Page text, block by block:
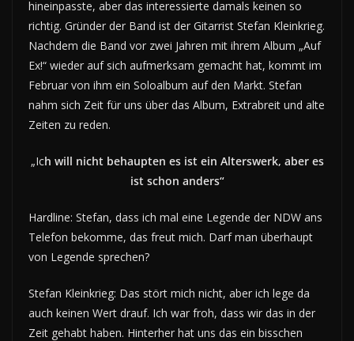
hineinpasste, aber das interessierte damals keinen so
richtig. Gründer der Band ist der Gitarrist Stefan Kleinkrieg.
Nachdem die Band vor zwei Jahren mit ihrem Album „Auf
Ex!“ wieder auf sich aufmerksam gemacht hat, kommt im
Februar von ihm ein Soloalbum auf den Markt. Stefan
nahm sich Zeit für uns über das Album, Extrabreit und alte
Zeiten zu reden.
„Ich will nicht behaupten es ist ein Alterswerk, aber es
ist schon anders“
Hardline: Stefan, dass ich mal eine Legende der NDW ans
Telefon bekomme, das freut mich. Darf man überhaupt
von Legende sprechen?
Stefan Kleinkrieg: Das stört mich nicht, aber ich lege da
auch keinen Wert drauf. Ich war froh, dass wir das in der
Zeit gehabt haben. Hinterher hat uns das ein bisschen